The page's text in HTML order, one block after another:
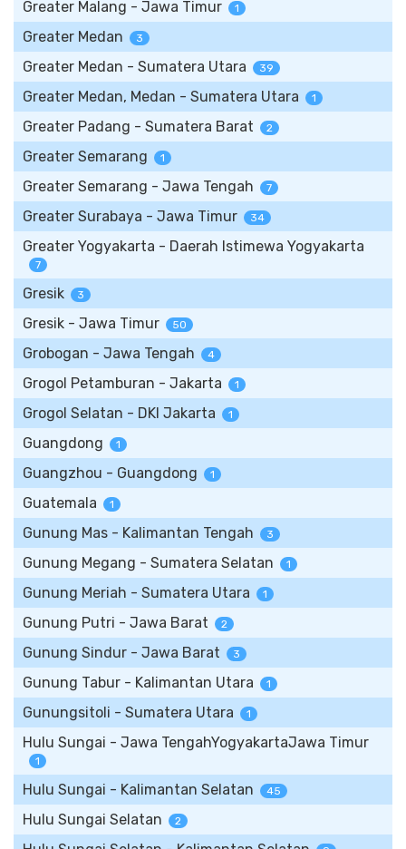
Greater Malang - Jawa Timur 1
Greater Medan 3
Greater Medan - Sumatera Utara 39
Greater Medan, Medan - Sumatera Utara 1
Greater Padang - Sumatera Barat 2
Greater Semarang 1
Greater Semarang - Jawa Tengah 7
Greater Surabaya - Jawa Timur 34
Greater Yogyakarta - Daerah Istimewa Yogyakarta
7
Gresik 3
Gresik - Jawa Timur 50
Grobogan - Jawa Tengah 4
Grogol Petamburan - Jakarta 1
Grogol Selatan - DKI Jakarta 1
Guangdong 1
Guangzhou - Guangdong 1
Guatemala 1
Gunung Mas - Kalimantan Tengah 3
Gunung Megang - Sumatera Selatan 1
Gunung Meriah - Sumatera Utara 1
Gunung Putri - Jawa Barat 2
Gunung Sindur - Jawa Barat 3
Gunung Tabur - Kalimantan Utara 1
Gunungsitoli - Sumatera Utara 1
Hulu Sungai - Jawa TengahYogyakartaJawa Timur
1
Hulu Sungai - Kalimantan Selatan 45
Hulu Sungai Selatan 2